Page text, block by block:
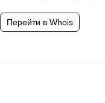
Перейти в Whois